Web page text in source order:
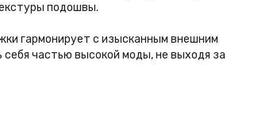
подошвы.
гармонирует с изысканным внешним
частью высокой моды, не выходя за